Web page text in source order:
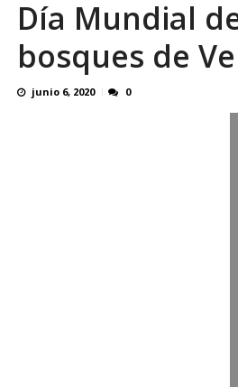
¿QUE
Día Mundial
bosques de
junio 6, 2020 0